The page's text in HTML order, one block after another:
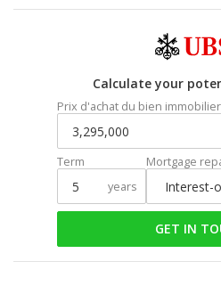
Calculate your
Prix d'achat du bien immobilier
Term
years
Mortgage
GET IN